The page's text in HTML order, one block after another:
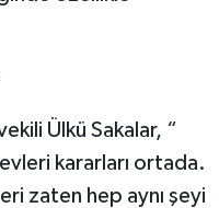
Ülkü Sakalar, “
kararları ortada.
zaten hep aynı şeyi